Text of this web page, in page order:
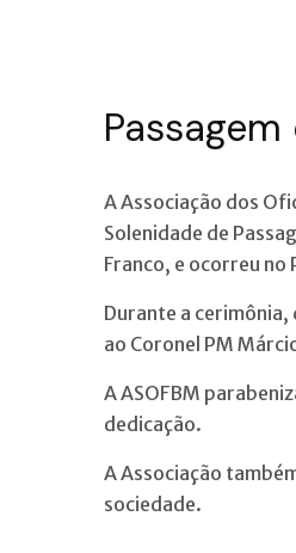
A Associação dos
Solenidade de
Franco, e ocorreu no
Durante a cerimônia,
ao Coronel PM
A ASOFBM
dedicação.
A Associação
sociedade.